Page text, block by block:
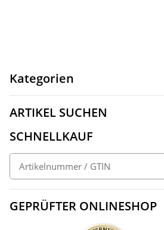
Kategorien
ARTIKEL SUCHEN
SCHNELLKAUF
GEPRÜFTER ONLINESHOP